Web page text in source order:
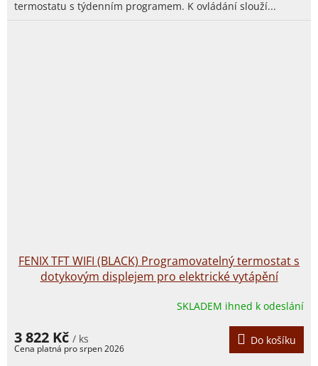
termostatu s týdenním programem. K ovládání slouží...
FENIX TFT WIFI (BLACK) Programovatelný termostat s
dotykovým displejem pro elektrické vytápění
SKLADEM ihned k odeslání
3 822 Kč / ks Do košíku